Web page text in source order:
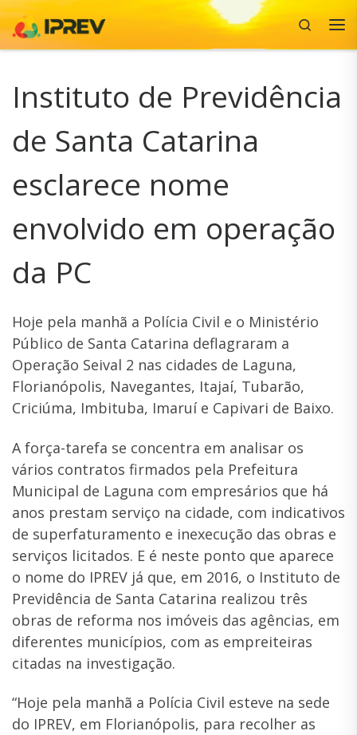
Skip to content
Search
Instituto de Previdência
de Santa Catarina
esclarece nome
envolvido em operação
da PC
Hoje pela manhã a Polícia Civil e o Ministério
Público de Santa Catarina deflagraram a
Operação Seival 2 nas cidades de Laguna,
Florianópolis, Navegantes, Itajaí, Tubarão,
Criciúma, Imbituba, Imaruí e Capivari de Baixo.
A força-tarefa se concentra em analisar os
vários contratos firmados pela Prefeitura
Municipal de Laguna com empresários que há
anos prestam serviço na cidade, com indicativos
de superfaturamento e inexecução das obras e
serviços licitados. E é neste ponto que aparece
o nome do IPREV já que, em 2016, o Instituto de
Previdência de Santa Catarina realizou três
obras de reforma nos imóveis das agências, em
diferentes municípios, com as empreiteiras
citadas na investigação.
“Hoje pela manhã a Polícia Civil esteve na sede
do IPREV, em Florianópolis, para recolher as